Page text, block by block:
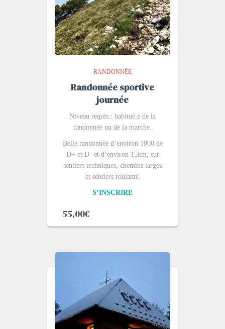
RANDONNÉE
Randonnée sportive
journée
Niveau requis : habitué.e de la
randonnée ou de la marche.
Belle randonnée d’environ 1000 de
D+ et D- et d’environ 15km, sur
sentiers techniques, chemins larges
et sentiers roulants.
S’INSCRIRE
55,00€